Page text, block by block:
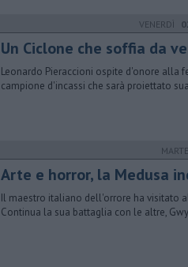
VENERDÌ
Un Ciclone che soffia da
Leonardo Pieraccioni ospite d'onore alla
campione d'incassi che sarà proiettato
Arte e horror, la Medusa
Il maestro italiano dell'orrore ha visitato
Continua la sua battaglia con le altre,